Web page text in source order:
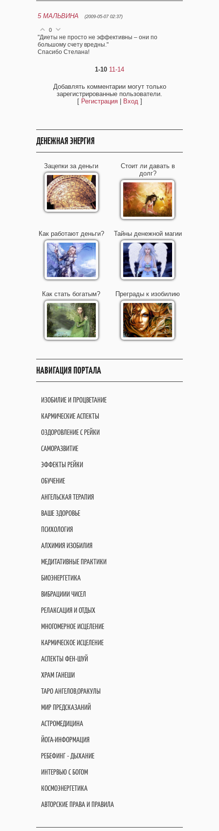
5 МАЛЬВИНА (2009-05-07 02:37)
0
"Диеты не просто не эффективны – они по
большому счету вредны."
Спасибо Стелана!
1-10 11-14
Добавлять комментарии могут только
зарегистрированные пользователи.
[ Регистрация| Вход]
ДЕНЕЖНАЯ ЭНЕРГИЯ
Зацепки за деньги
Стоит ли давать в
долг?
Как работают деньги? Тайны денежной магии
Как стать богатым? Преграды к изобилию
НАВИГАЦИЯ ПОРТАЛА
ИЗОБИЛИЕ И ПРОЦВЕТАНИЕ
КАРМИЧЕСКИЕ АСПЕКТЫ
ОЗДОРОВЛЕНИЕ С РЕЙКИ
САМОРАЗВИТИЕ
ЭФФЕКТЫ РЕЙКИ
ОБУЧЕНИЕ
АНГЕЛЬСКАЯ ТЕРАПИЯ
ВАШЕ ЗДОРОВЬЕ
ПСИХОЛОГИЯ
АЛХИМИЯ ИЗОБИЛИЯ
МЕДИТАТИВНЫЕ ПРАКТИКИ
БИОЭНЕРГЕТИКА
ВИБРАЦИИИ ЧИСЕЛ
РЕЛАКСАЦИЯ И ОТДЫХ
МНОГОМЕРНОЕ ИСЦЕЛЕНИЕ
КАРМИЧЕСКОЕ ИСЦЕЛЕНИЕ
АСПЕКТЫ ФЕН-ШУЙ
ХРАМ ГАНЕШИ
ТАРО АНГЕЛОВ,ОРАКУЛЫ
МИР ПРЕДСКАЗАНИЙ
АСТРОМЕДИЦИНА
ЙОГА-ИНФОРМАЦИЯ
РЕБЕФИНГ - ДЫХАНИЕ
ИНТЕРВЬЮ С БОГОМ
КОСМОЭНЕРГЕТИКА
АВТОРСКИЕ ПРАВА И ПРАВИЛА